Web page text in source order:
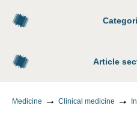
Article
Medicine Clinical medicine